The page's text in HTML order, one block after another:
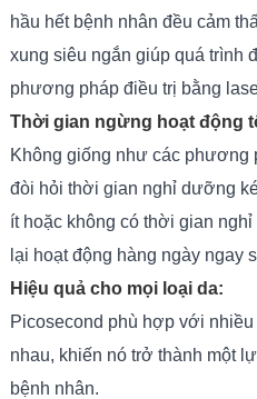
hầu hết bệnh nhân đều cảm
xung siêu ngắn giúp quá trình
phương pháp điều trị bằng
Thời gian ngừng hoạt động
Không giống như các phương
đòi hỏi thời gian nghỉ dưỡng
ít hoặc không có thời gian
lại hoạt động hàng ngày ngay
Hiệu quả cho mọi loại da:
Picosecond phù hợp với
nhau, khiến nó trở thành một
bệnh nhân.